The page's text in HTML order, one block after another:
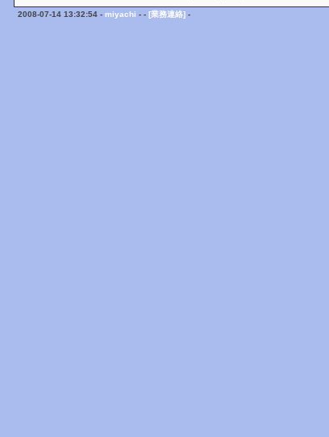
2008-07-14 13:32:54 - miyachi - - [業務連絡] -